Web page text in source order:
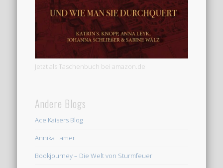
Jetzt als Taschenbuch bei amazon.de
Andere Blogs
Ace Kaisers Blog
Annika Lamer
Bookjourney – Die Welt von Sturmfeuer